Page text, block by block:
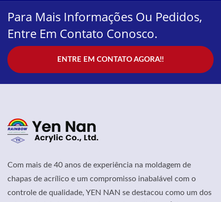
Para Mais Informações Ou Pedidos,
Entre Em Contato Conosco.
ENTRE EM CONTATO AGORA!!
Com mais de 40 anos de experiência na moldagem de
chapas de acrílico e um compromisso inabalável com o
controle de qualidade, YEN NAN se destacou como um dos